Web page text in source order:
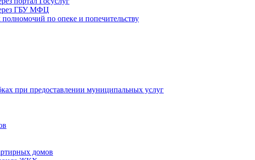
ГБУ МФЦ
по опеке и попечительству
при предоставлении муниципальных услуг
домов